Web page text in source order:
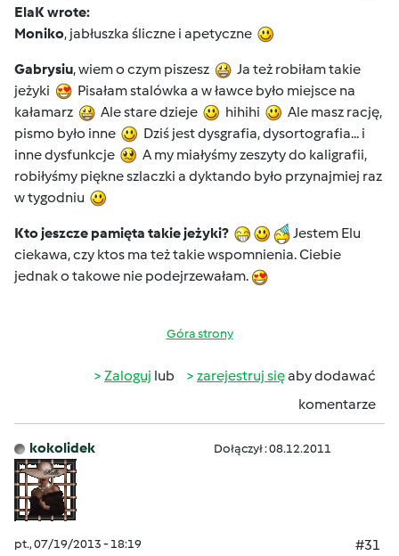
ElaK wrote:
Moniko, jabłuszka śliczne i apetyczne
Gabrysiu, wiem o czym piszesz
Ja też robiłam takie
jeżyki
Pisałam stalówka a w ławce było miejsce na
kałamarz
Ale stare dzieje hihihi
Ale masz rację,
pismo było inne
Dziś jest dysgrafia, dysortografia... i
inne dysfunkcje
A my miałyśmy zeszyty do kaligrafii,
robiłyśmy piękne szlaczki a dyktando było przynajmiej raz
w tygodniu
Kto jeszcze pamięta takie jeżyki?
Jestem Elu
ciekawa, czy ktos ma też takie wspomnienia. Ciebie
jednak o takowe nie podejrzewałam.
Góra strony
Zaloguj lub zarejestruj sięaby dodawać
komentarze
kokolidek Dołączył : 08.12.2011
pt., 07/19/2013 - 18:19
#31